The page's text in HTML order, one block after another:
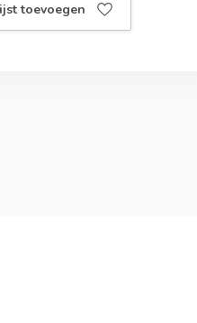
toevoegen